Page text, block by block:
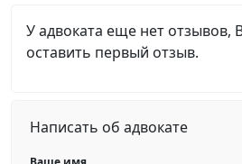
У адвоката еще нет отзывов,
оставить первый отзыв.
Написать об адвокате